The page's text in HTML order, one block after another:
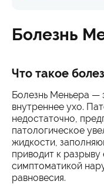
Болезнь
Что такое
Болезнь Меньера —
внутреннее ухо.
недостаточно,
патологическое
жидкости,
приводит к разрыву
симптоматикой
равновесия.